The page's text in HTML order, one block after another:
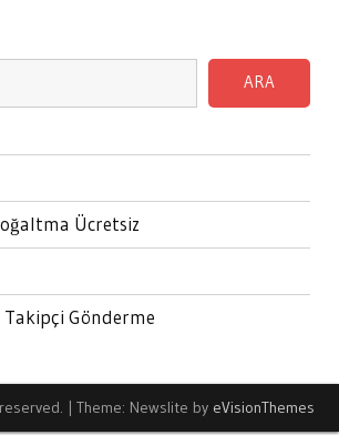
ARA
Ücretsiz
Gönderme
| Theme: Newslite by eVisionThemes